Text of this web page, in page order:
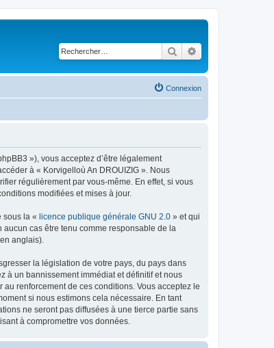
Rechercher
Connexion
»), vous acceptez d’être légalement
à « Korvigelloù An DROUIZIG ». Nous
régulièrement par vous-même. En effet, si vous
modifiées et mises à jour.
sous la « licence publique générale GNU 2.0 » et qui
cas être tenu comme responsable de la
anglais).
la législation de votre pays, du pays dans
à un bannissement immédiat et définitif et nous
au renforcement de ces conditions. Vous acceptez le
si nous estimons cela nécessaire. En tant
ne seront pas diffusées à une tierce partie sans
à compromettre vos données.